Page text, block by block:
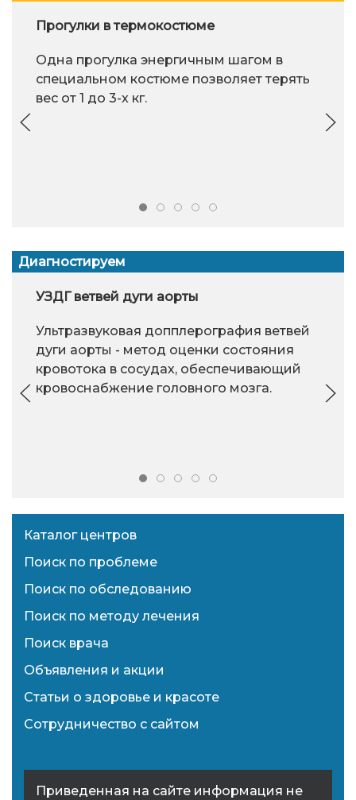
Прогулки в термокостюме
Одна прогулка энергичным шагом в
специальном костюме позволяет терять
вес от 1 до 3-х кг.
Диагностируем
УЗДГ ветвей дуги аорты
Ультразвуковая допплерография ветвей
дуги аорты - метод оценки состояния
кровотока в сосудах, обеспечивающий
кровоснабжение головного мозга.
Каталог центров
Поиск по проблеме
Поиск по обследованию
Поиск по методу лечения
Поиск врача
Объявления и акции
Статьи о здоровье и красоте
Сотрудничество с сайтом
Приведенная на сайте информация не